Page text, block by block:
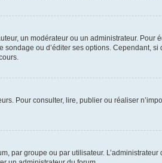
un modérateur ou un administrateur.
ou d’éditer ses options. Cependant,
Pour consulter, lire, publier ou réaliser
par groupe ou par utilisateur.